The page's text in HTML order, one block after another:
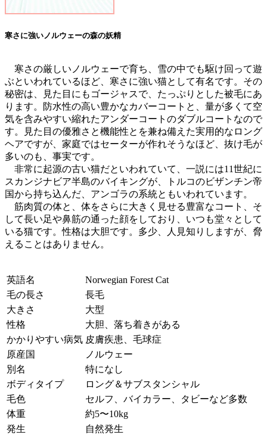
寒さに強いノルウェーの森の妖精
寒さの厳しいノルウェーで育ち、雪の中でも駆け回って遊
ぶといわれているほど、寒さに強い猫として有名です。その
秘密は、見た目にもゴージャスで、たっぷりとした被毛にあ
ります。防水性の高い豊かなカバーコートと、量が多くて空
気を含みやすい縮れたアンダーコートのダブルコートなので
す。見た目の優雅さと機能性とを兼ね備えた実用的なロング
ヘアですが、家庭ではセーターが作れそうなほど、抜け毛が
多いのも、事実です。
非常に起源の古い猫だといわれていて、一説には11世紀に
スカンジナビア半島のバイキングが、トルコのビザンチン帝
国から持ち込んだ、アンゴラの系統ともいわれています。
筋肉質の体と、体をさらに大きく見せる豊富なコート、そ
して長い足や鼻筋の通った顔をしており、いつも堂々として
いる猫です。性格は大胆です。多少、人見知りしますが、脅
えることはありません。
英語名
Norwegian Forest Cat
毛の長さ
長毛
大きさ
大型
性格
大胆、落ち着きがある
かかりやすい病気 皮膚疾患、毛球症
原産国
ノルウェー
別名
特になし
ボディタイプ
ロング＆サブスタンシャル
毛色
セルフ、バイカラー、タビーなど多数
体重
約5〜10kg
発生
自然発生